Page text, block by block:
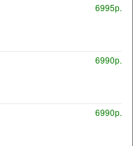
6995р.
6990р.
6990р.